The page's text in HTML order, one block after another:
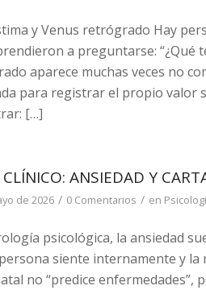
y Venus retrógrado Hay
a preguntarse: “¿Qué
aparece muchas veces no
para registrar el propio valor
[…]
CLÍNICO: ANSIEDAD Y
de 2026 / 0 Comentarios / en
psicológica, la ansiedad
siente internamente y
no “predice